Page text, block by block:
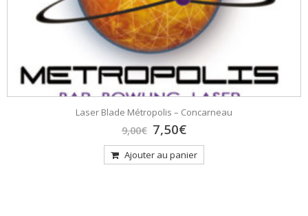
Laser Blade Métropolis – Concarneau
9,00€ Le
prix
initial
était :
7,50€Le
prix
actuel
est :
Ajouter au panier